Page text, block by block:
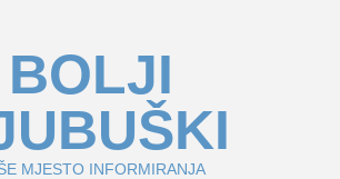
BOLJI
MJESTO INFORMIRANJA